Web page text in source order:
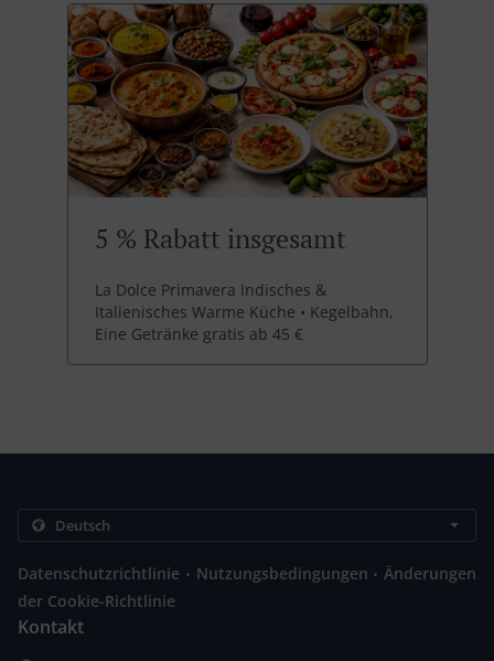
5 % Rabatt insgesamt
La Dolce Primavera Indisches &
Italienisches Warme Küche • Kegelbahn,
Eine Getränke gratis ab 45 €
Datenschutzrichtlinie . Nutzungsbedingungen . Änderungen
der Cookie-Richtlinie
Kontakt